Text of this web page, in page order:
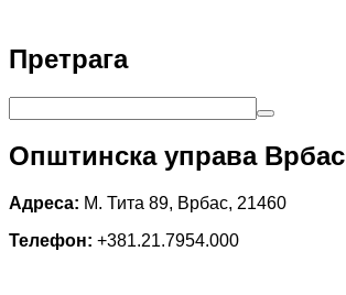
Претрага
Општинска управа Врбас
Адреса: М. Тита 89, Врбас, 21460
Телефон: +381.21.7954.000